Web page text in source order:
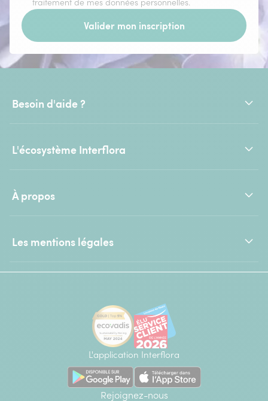
traitement de mes données personnelles.
Valider mon inscription
Besoin d'aide ?
L'écosystème Interflora
À propos
Les mentions légales
L'application Interflora
Rejoignez-nous